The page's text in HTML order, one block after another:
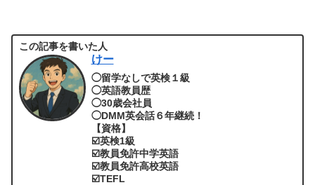
この記事を書いた人
けー
◯留学なしで英検１級
◯英語教員歴
◯30歳会社員
◯DMM英会話６年継続！
【資格】
☑️英検1級
☑️教員免許中学英語
☑️教員免許高校英語
☑️TEFL